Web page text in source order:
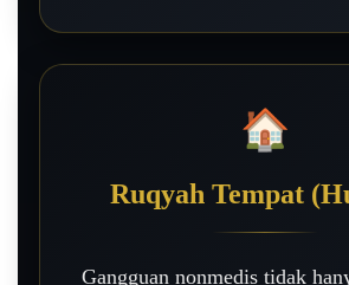
🏠
Ruqyah Tempat
Gangguan nonmedis tidak